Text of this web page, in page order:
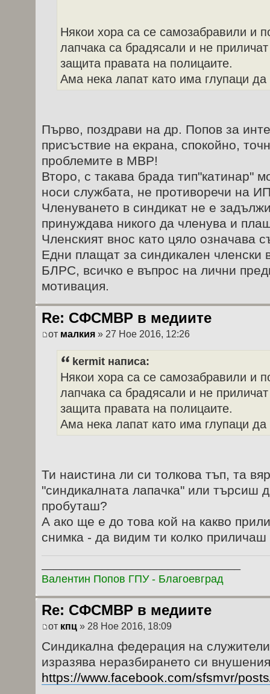
Някои хора са се самозабравили и
лапчака са брадясали и не
защита правата на полицаите.
Ама нека лапат като има глупаци
Първо, поздрави на др. Попов за
присъствие на екрана, спокойно,
проблемите в МВР!
Второ, с такава брада тип"катинар"
носи службата, не противоречи на
Членуването в синдикат не е
принуждава никого да членува и
Членският внос като цяло означава
Едни плащат за синдикален членски
БЛРС, всичко е въпрос на лични
мотивация.
Re: СФСМВР в медиите
от малкия » 27 Ное 2016, 12:26
kermit написа:
Някои хора са се самозабравили и
лапчака са брадясали и не
защита правата на полицаите.
Ама нека лапат като има глупаци
Ти наистина ли си толкова тъп, та
"синдикалната лапачка" или търсиш
пробуташ?
А ако ще е до това кой на какво
снимка - да видим ти колко
Валентин Попов ГПУ - Благоевград
Re: СФСМВР в медиите
от кпц » 28 Ное 2016, 18:09
Синдикална федерация на
изразява неразбирането си
https://www.facebook.com/sfsmvr/